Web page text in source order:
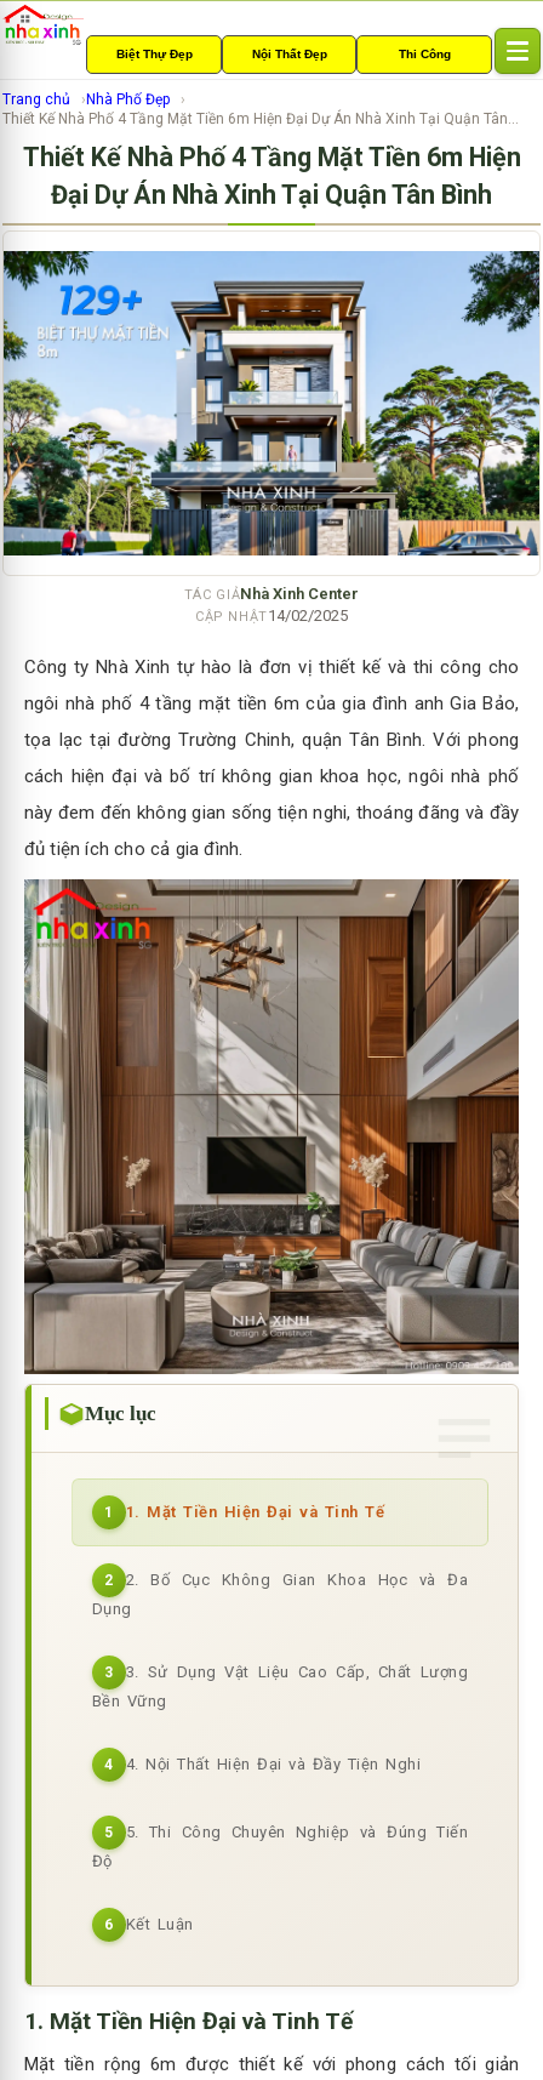
Biệt Thự Đẹp Nội Thất Đẹp Thi Công
g
l
a
v
i
g
i
o
n
Trang chủ
Nhà Phố Đẹp
Thiết Kế Nhà Phố 4 Tầng Mặt Tiền 6m Hiện Đại Dự Án Nhà Xinh Tại Quận Tân...
Thiết Kế Nhà Phố 4 Tầng Mặt Tiền 6m Hiện
Đại Dự Án Nhà Xinh Tại Quận Tân Bình
TÁC GIẢNhà Xinh Center
CẬP NHẬT14/02/2025
Công ty Nhà Xinh tự hào là đơn vị thiết kế và thi công cho
ngôi nhà phố 4 tầng mặt tiền 6m của gia đình anh Gia Bảo,
tọa lạc tại đường Trường Chinh, quận Tân Bình. Với phong
cách hiện đại và bố trí không gian khoa học, ngôi nhà phố
này đem đến không gian sống tiện nghi, thoáng đãng và đầy
đủ tiện ích cho cả gia đình.
Mục lục
1 1. Mặt Tiền Hiện Đại và Tinh Tế
2
2. Bố Cục Không Gian Khoa Học và Đa
Dụng
3
3. Sử Dụng Vật Liệu Cao Cấp, Chất Lượng
Bền Vững
4 4. Nội Thất Hiện Đại và Đầy Tiện Nghi
5
5. Thi Công Chuyên Nghiệp và Đúng Tiến
Độ
6 Kết Luận
1. Mặt Tiền Hiện Đại và Tinh Tế
Mặt tiền rộng 6m được thiết kế với phong cách tối giản